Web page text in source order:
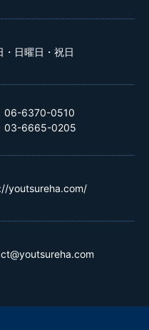
・日曜日・祝日
06-6370-0510
03-6665-0205
youtsureha.com/